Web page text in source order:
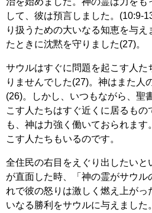
して、彼は預言しました。(10:9-
り扱うための大いなる知恵を与え
たときに沈黙を守りました(27)。
サウルはすぐに問題を起こす人た
りませんでした(27)。神はまた人
(26)。しかし、いつもながら、聖
こす人たちはすぐ近くに居るもの
も、神は力強く働いておられま
こす人たちもいるのです。
全住民の右目をえぐり出したいと
が直面した時、「神の霊がサウル
れで彼の怒りは激しく燃え上がっ
いなる勝利をサウルに与えました